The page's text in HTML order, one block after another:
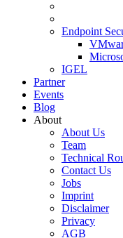
Endpoint
IGEL
Partner
Events
Blog
About
About Us
Team
Technical
Contact Us
Jobs
Imprint
Disclaimer
Privacy
AGB